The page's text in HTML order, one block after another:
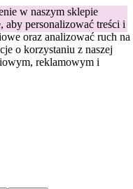
w naszym sklepie
personalizować treści i
oraz analizować ruch na
o korzystaniu z naszej
reklamowym i